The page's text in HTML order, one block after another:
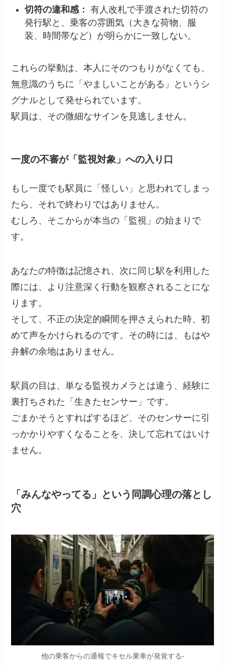
切符の違和感： 有人改札で手渡された切符の
発行駅と、乗客の雰囲気（大きな荷物、服
装、時間帯など）が明らかに一致しない。
これらの挙動は、本人にそのつもりがなくても、
無意識のうちに「やましいことがある」というシ
グナルとして発せられています。
駅員は、その微細なサインを見逃しません。
一度の不審が「監視対象」への入り口
もし一度でも駅員に「怪しい」と思われてしまっ
たら、それで終わりではありません。
むしろ、そこからが本当の「監視」の始まりで
す。
あなたの特徴は記憶され、次に同じ駅を利用した
際には、より注意深く行動を観察されることにな
ります。
そして、不正の決定的瞬間を押さえられた時、初
めて声をかけられるのです。その時には、もはや
弁解の余地はありません。
駅員の目は、単なる監視カメラとは違う、経験に
裏打ちされた「生きたセンサー」です。
ごまかそうとすればするほど、そのセンサーに引
っかかりやすくなることを、決して忘れてはいけ
ません。
「みんなやってる」という同調心理の落とし
穴
他の乗客からの通報でキセル乗車が発覚する-